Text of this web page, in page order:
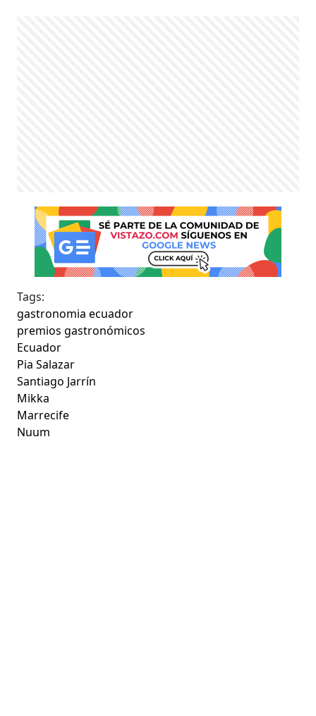
Tags:
gastronomia ecuador
premios gastronómicos
Ecuador
Pia Salazar
Santiago Jarrín
Mikka
Marrecife
Nuum